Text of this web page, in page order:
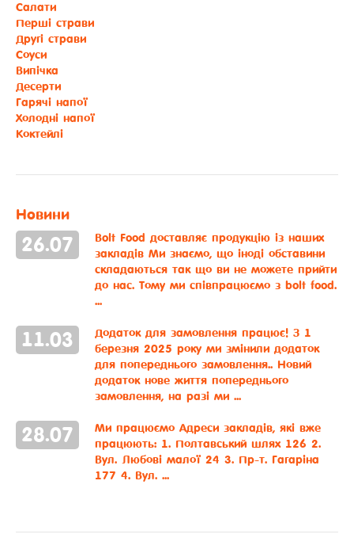
Салати
Перші страви
Другі страви
Соуси
Випічка
Десерти
Гарячі напої
Холодні напої
Коктейлі
Новини
26.07
Bolt Food доставляє продукцію із наших
закладів Ми знаємо, що іноді обставини
складаються так що ви не можете прийти
до нас. Тому ми співпрацюємо з bolt food.
...
11.03 Додаток для замовлення працює! З 1
березня 2025 року ми змінили додаток
для попереднього замовлення.. Новий
додаток нове життя попереднього
замовлення, на разі ми ...
28.07 Ми працюємо Адреси закладів, які вже
працюють: 1. Полтавський шлях 126 2.
Вул. Любові малої 24 3. Пр-т. Гагаріна
177 4. Вул. ...